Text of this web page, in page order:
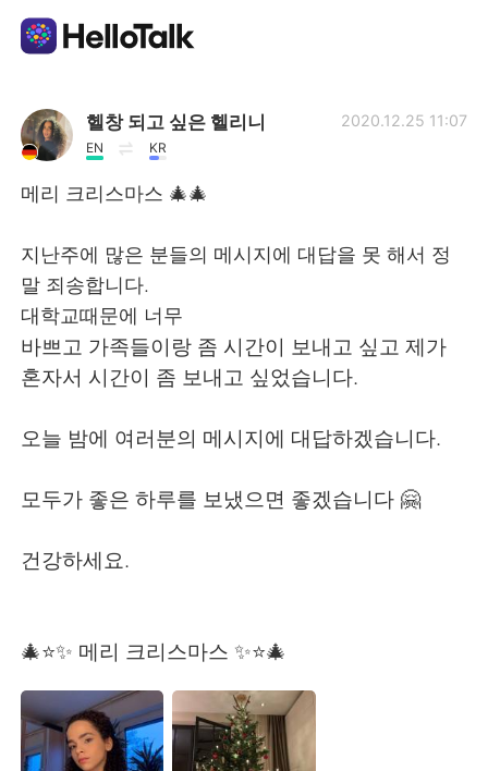
App di scambio linguistico
AI Grammar Checker
English
繁體中文 Español
العربية Français
Deutsch 日本語
한국어
Türkçe Tiếng Việt
Português
헬창 되고 싶은 헬리니
EN KR
2020.12.25 11:07
메리 크리스마스 🎄🎄
지난주에 많은 분들의 메시지에 대답을 못 해서 정
말 죄송합니다.
대학교때문에 너무
바쁘고 가족들이랑 좀 시간이 보내고 싶고 제가
혼자서 시간이 좀 보내고 싶었습니다.
오늘 밤에 여러분의 메시지에 대답하겠습니다.
모두가 좋은 하루를 보냈으면 좋겠습니다 🤗
건강하세요.
🎄⭐️✨ 메리 크리스마스 ✨⭐️🎄